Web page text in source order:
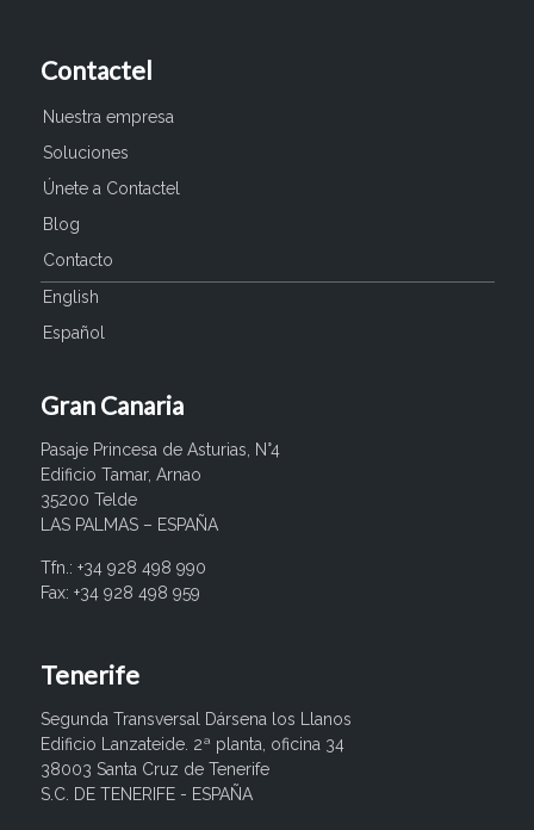
Contactel
Nuestra empresa
Soluciones
Únete a Contactel
Blog
Contacto
English
Español
Gran Canaria
Pasaje Princesa de Asturias, N°4
Edificio Tamar, Arnao
35200 Telde
LAS PALMAS – ESPAÑA
Tfn.: +34 928 498 990
Fax: +34 928 498 959
Tenerife
Segunda Transversal Dársena los Llanos
Edificio Lanzateide. 2ª planta, oficina 34
38003 Santa Cruz de Tenerife
S.C. DE TENERIFE - ESPAÑA